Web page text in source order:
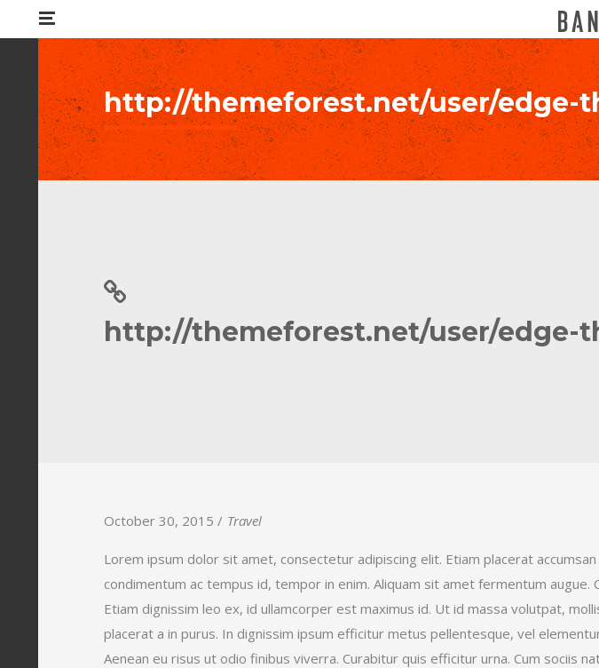
http://themeforest.net/user/edge-
http://themeforest.net/user/edge-
October 30, 2015 Travel
Lorem ipsum dolor sit amet, consectetur adipiscing elit. Etiam placerat
condimentum ac tempus id, tempor in enim. Aliquam sit amet fermentum
Etiam dignissim leo ex, id ullamcorper est maximus id. Ut id massa volutpat,
placerat a in purus. In dignissim ipsum efficitur metus pellentesque, vel
Aenean eu risus ut odio finibus viverra. Curabitur quis efficitur urna. Cum sociis